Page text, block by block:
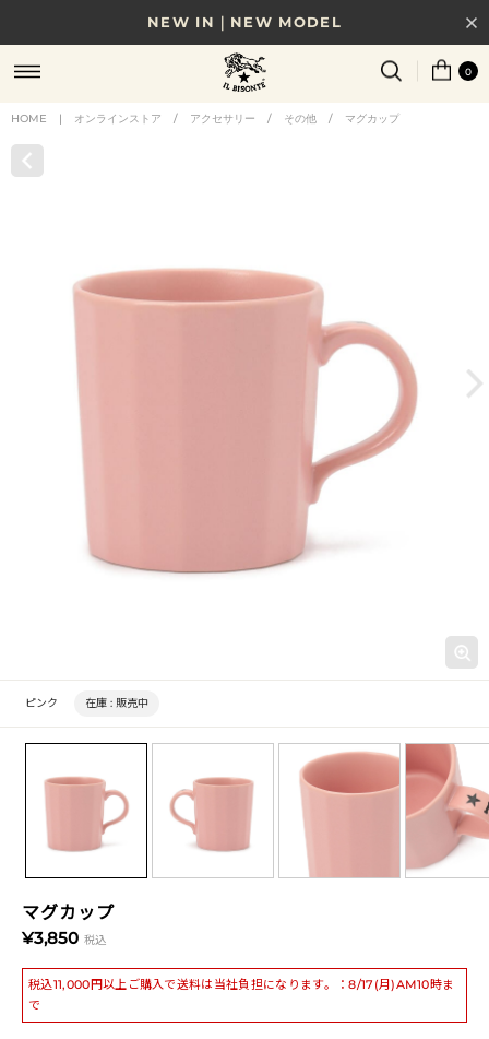
NEW IN｜NEW MODEL
8/17(月)10時まで｜税込11,000円以上で送料無料
贈る相手やシーンから選べる、新しいギフトガイド
0
HOME | オンラインストア / アクセサリー / その他 / マグカップ
マグカップ
¥3,850 税込
税込11,000円以上ご購入で送料は当社負担になります。：8/17(月)AM10時ま
で
ピンク 在庫 : 販売中